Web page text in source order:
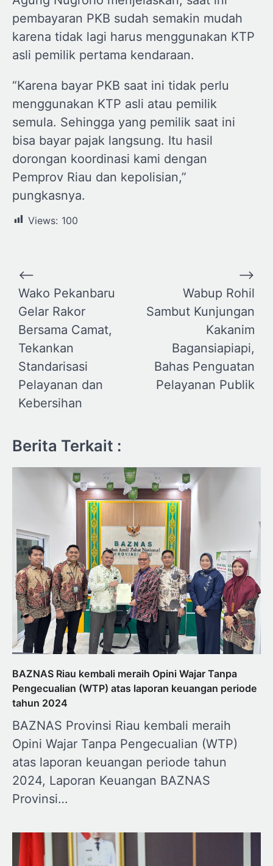
pembayaran PKB sudah semakin mudah
karena tidak lagi harus menggunakan KTP
asli pemilik pertama kendaraan.
“Karena bayar PKB saat ini tidak perlu
menggunakan KTP asli atau pemilik
semula. Sehingga yang pemilik saat ini
bisa bayar pajak langsung. Itu hasil
dorongan koordinasi kami dengan
Pemprov Riau dan kepolisian,”
pungkasnya.
Views: 100
Navigasi
pos
⟵
Wako Pekanbaru
Gelar Rakor
Bersama Camat,
Tekankan
Standarisasi
Pelayanan dan
Kebersihan
Wabup Rohil
Sambut Kunjungan
Kakanim
Bagansiapiapi,
Bahas Penguatan
Pelayanan Publik
⟶
Berita Terkait :
BAZNAS Riau kembali meraih Opini Wajar Tanpa
Pengecualian (WTP) atas laporan keuangan periode
tahun 2024
BAZNAS Provinsi Riau kembali meraih
Opini Wajar Tanpa Pengecualian (WTP)
atas laporan keuangan periode tahun
2024, Laporan Keuangan BAZNAS
Provinsi…